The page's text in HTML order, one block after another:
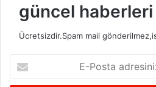
güncel
Ücretsizdir.Spam mail
Posta
adresinizi